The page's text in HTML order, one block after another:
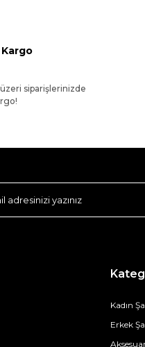
siparişlerinizde
Kadın
Erkek